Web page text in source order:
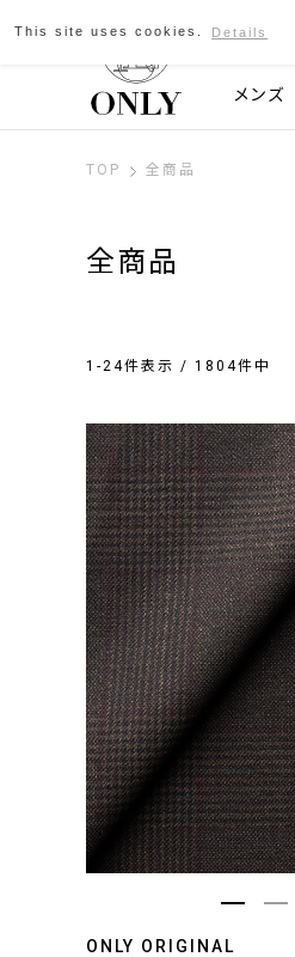
京都発
メンズ
TOP 全商品
全商品
1-24件表示 / 1804件中
カラー
ネイビー・ブルー系
グレー系
ブラウン・ベージュ系
ブラック
ホワイト
ONLY ORIGINAL
This site uses cookies. Details